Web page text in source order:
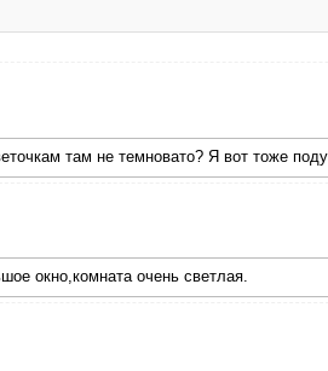
там не темновато? Я вот тоже
окно,комната очень светлая.